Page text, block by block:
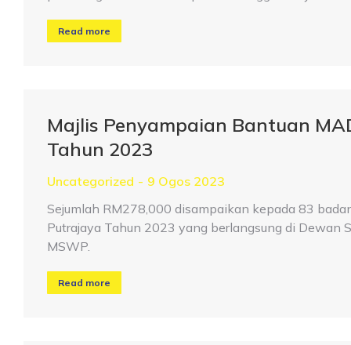
Read more
Majlis Penyampaian Bantuan
Tahun 2023
Uncategorized
9 Ogos 2023
Sejumlah RM278,000 disampaikan kepada 83
Putrajaya Tahun 2023 yang berlangsung di Dewan
MSWP.
Read more